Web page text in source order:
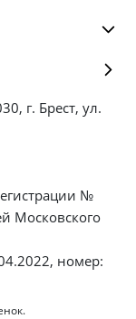
г. Брест, ул.
№
Московского
номер: